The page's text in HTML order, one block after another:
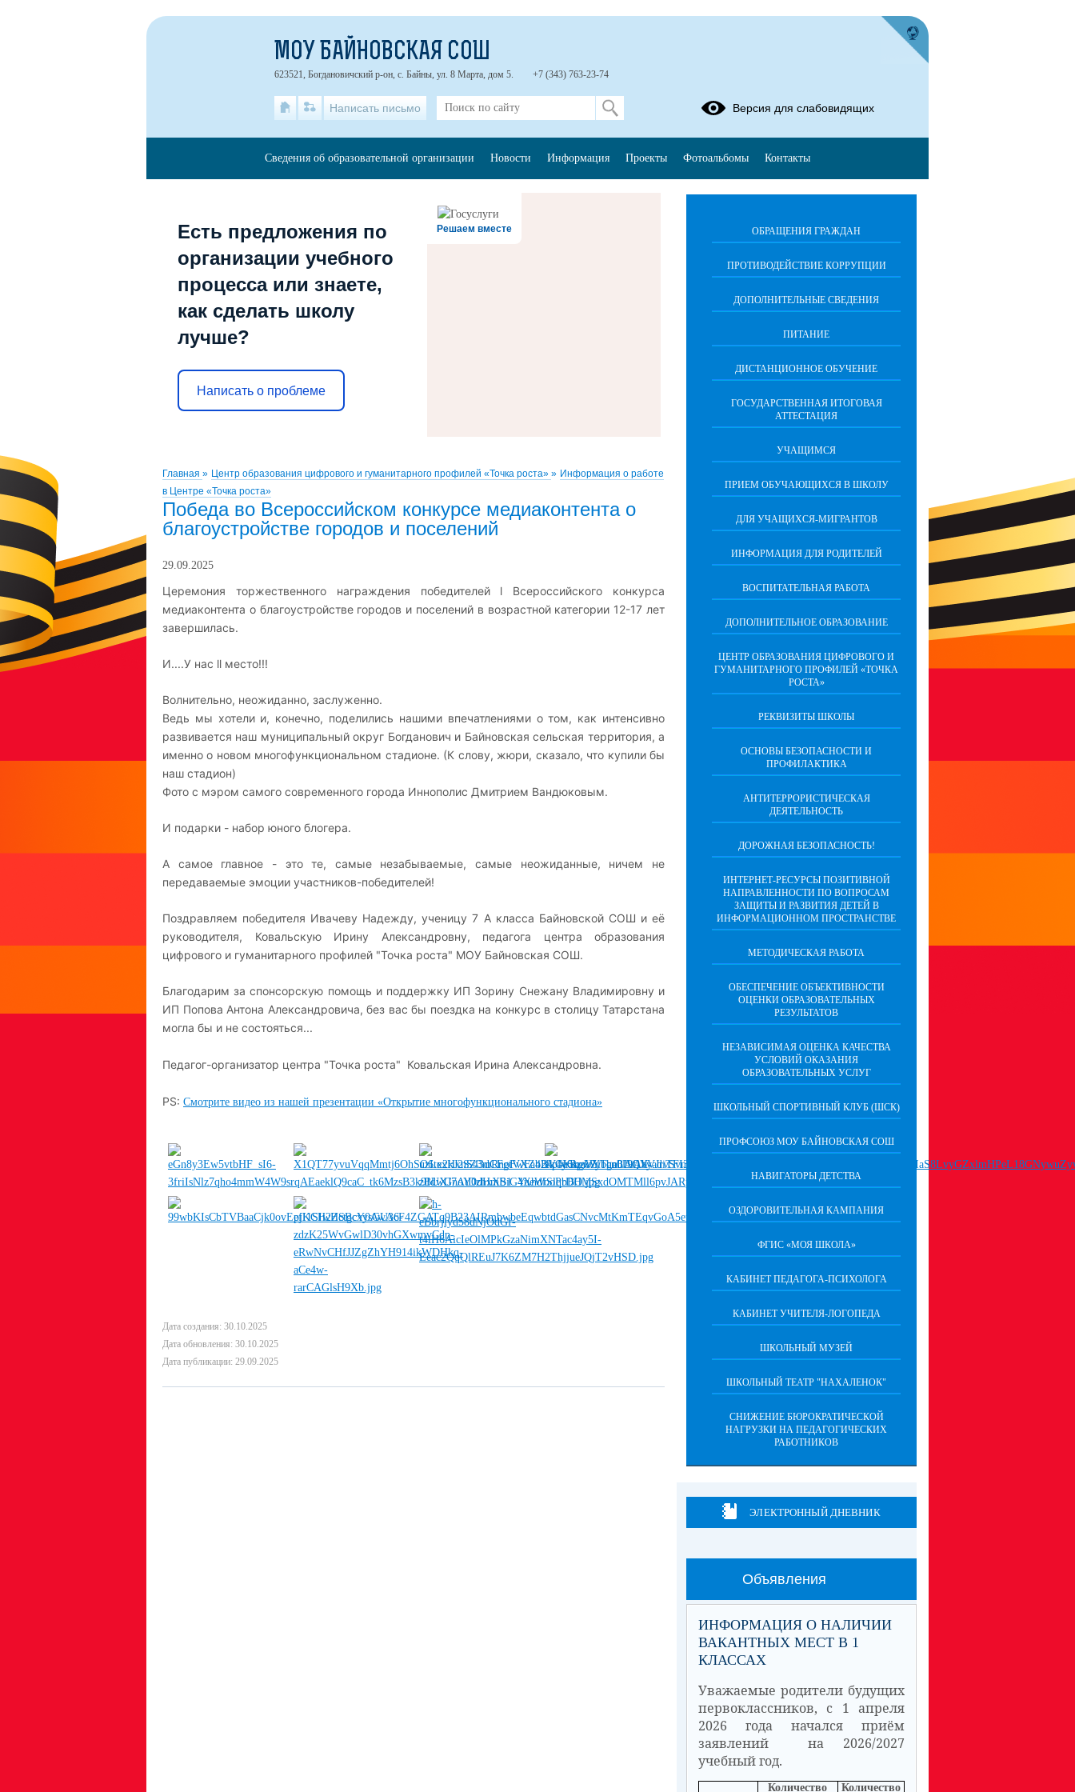
Решаем вместе
Есть предложения по
организации учебного
процесса или знаете,
как сделать школу
лучше?
Написать о проблеме
Главная » Центр образования цифрового и гуманитарного профилей «Точка роста» » Информация о работе
в Центре «Точка роста»
Победа во Всероссийском конкурсе медиаконтента о
благоустройстве городов и поселений
29.09.2025
Церемония торжественного награждения победителей l Всероссийского конкурса
медиаконтента о благоустройстве городов и поселений в возрастной категории 12-17 лет
завершилась.
И....У нас ll место!!!
Волнительно, неожиданно, заслуженно.
Ведь мы хотели и, конечно, поделились нашими впечатлениями о том, как интенсивно
развивается наш муниципальный округ Богданович и Байновская сельская территория, а
именно о новом многофункциональном стадионе. (К слову, жюри, сказало, что купили бы
наш стадион)
Фото с мэром самого современного города Иннополис Дмитрием Вандюковым.
И подарки - набор юного блогера.
А самое главное - это те, самые незабываемые, самые неожиданные, ничем не
передаваемые эмоции участников-победителей!
Поздравляем победителя Ивачеву Надежду, ученицу 7 А класса Байновской СОШ и её
руководителя, Ковальскую Ирину Александровну, педагога центра образования
цифрового и гуманитарного профилей "Точка роста" МОУ Байновская СОШ.
Благодарим за спонсорскую помощь и поддержку ИП Зорину Снежану Владимировну и
ИП Попова Антона Александровича, без вас бы поездка на конкурс в столицу Татарстана
могла бы и не состояться...
Педагог-организатор центра "Точка роста" Ковальская Ирина Александровна.
PS: Смотрите видео из нашей презентации «Открытие многофункционального стадиона»
Дата создания: 30.10.2025
Дата обновления: 30.10.2025
Дата публикации: 29.09.2025
ОБРАЩЕНИЯ ГРАЖДАН
ПРОТИВОДЕЙСТВИЕ КОРРУПЦИИ
ДОПОЛНИТЕЛЬНЫЕ СВЕДЕНИЯ
ПИТАНИЕ
ДИСТАНЦИОННОЕ ОБУЧЕНИЕ
ГОСУДАРСТВЕННАЯ ИТОГОВАЯ
АТТЕСТАЦИЯ
УЧАЩИМСЯ
ПРИЕМ ОБУЧАЮЩИХСЯ В ШКОЛУ
ДЛЯ УЧАЩИХСЯ-МИГРАНТОВ
ИНФОРМАЦИЯ ДЛЯ РОДИТЕЛЕЙ
ВОСПИТАТЕЛЬНАЯ РАБОТА
ДОПОЛНИТЕЛЬНОЕ ОБРАЗОВАНИЕ
ЦЕНТР ОБРАЗОВАНИЯ ЦИФРОВОГО И
ГУМАНИТАРНОГО ПРОФИЛЕЙ «ТОЧКА
РОСТА»
РЕКВИЗИТЫ ШКОЛЫ
ОСНОВЫ БЕЗОПАСНОСТИ И
ПРОФИЛАКТИКА
АНТИТЕРРОРИСТИЧЕСКАЯ
ДЕЯТЕЛЬНОСТЬ
ДОРОЖНАЯ БЕЗОПАСНОСТЬ!
ИНТЕРНЕТ-РЕСУРСЫ ПОЗИТИВНОЙ
НАПРАВЛЕННОСТИ ПО ВОПРОСАМ
ЗАЩИТЫ И РАЗВИТИЯ ДЕТЕЙ В
ИНФОРМАЦИОННОМ ПРОСТРАНСТВЕ
МЕТОДИЧЕСКАЯ РАБОТА
ОБЕСПЕЧЕНИЕ ОБЪЕКТИВНОСТИ
ОЦЕНКИ ОБРАЗОВАТЕЛЬНЫХ
РЕЗУЛЬТАТОВ
НЕЗАВИСИМАЯ ОЦЕНКА КАЧЕСТВА
УСЛОВИЙ ОКАЗАНИЯ
ОБРАЗОВАТЕЛЬНЫХ УСЛУГ
ШКОЛЬНЫЙ СПОРТИВНЫЙ КЛУБ (ШСК)
ПРОФСОЮЗ МОУ БАЙНОВСКАЯ СОШ
НАВИГАТОРЫ ДЕТСТВА
ОЗДОРОВИТЕЛЬНАЯ КАМПАНИЯ
ФГИС «МОЯ ШКОЛА»
КАБИНЕТ ПЕДАГОГА-ПСИХОЛОГА
КАБИНЕТ УЧИТЕЛЯ-ЛОГОПЕДА
ШКОЛЬНЫЙ МУЗЕЙ
ШКОЛЬНЫЙ ТЕАТР "НАХАЛЕНОК"
СНИЖЕНИЕ БЮРОКРАТИЧЕСКОЙ
НАГРУЗКИ НА ПЕДАГОГИЧЕСКИХ
РАБОТНИКОВ
ЭЛЕКТРОННЫЙ ДНЕВНИК
Объявления
ИНФОРМАЦИЯ О НАЛИЧИИ
ВАКАНТНЫХ МЕСТ В 1
КЛАССАХ
Уважаемые родители будущих
первоклассников, с 1 апреля
2026 года начался приём
заявлений на 2026/2027
учебный год.
Количество
Количество
МОУ БАЙНОВСКАЯ СОШ
623521, Богдановичский р-он, с. Байны, ул. 8 Марта, дом 5. +7 (343) 763-23-74
Написать письмо Версия для слабовидящих
Сведения об образовательной организации Новости Информация Проекты Фотоальбомы Контакты